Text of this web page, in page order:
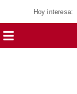
Hoy interesa: